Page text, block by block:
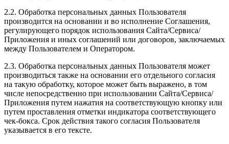
2.2. Обработка персональных данных Пользователя
производится на основании и во исполнение Соглашения,
регулирующего порядок использования Сайта/Сервиса/
Приложения и иных соглашений или договоров, заключаемых
между Пользователем и Оператором.
2.3. Обработка персональных данных Пользователя может
производиться также на основании его отдельного согласия
на такую обработку, которое может быть выражено, в том
числе непосредственно при использовании Сайта/Сервиса/
Приложения путем нажатия на соответствующую кнопку или
путем проставления отметки индикатора соответствующего
чек-бокса. Срок действия такого согласия Пользователя
указывается в его тексте.